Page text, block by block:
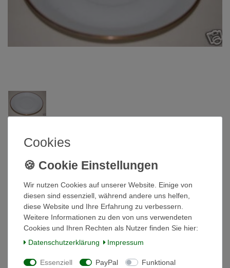
Untertasse 13,5 cm Berlin Tempelhof
Rosenthal
ArtikelnummerQI-167
5,20 EUR *
Cookies
Wir nutzen Cookies auf unserer Website. Einige von
diesen sind essenziell, während andere uns helfen,
diese Website und Ihre Erfahrung zu verbessern.
Weitere Informationen zu den von uns verwendeten
Cookies und Ihren Rechten als Nutzer finden Sie hier:
Daten­schutz­erklärung
Impressum
Essenziell PayPal Funktional